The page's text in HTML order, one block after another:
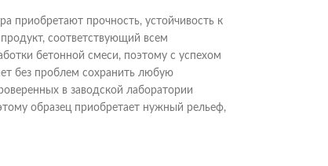
приобретают прочность, устойчивость к
соответствующий всем
бетонной смеси, поэтому с успехом
без проблем сохранить любую
в заводской лаборатории
образец приобретает нужный рельеф,